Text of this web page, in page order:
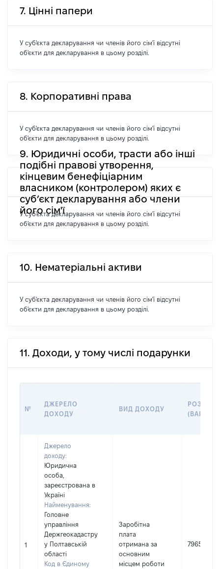
7. Цінні папери
У суб'єкта декларування чи членів його сім'ї відсутні
об'єкти для декларування в цьому розділі.
8. Корпоративні права
У суб'єкта декларування чи членів його сім'ї відсутні
об'єкти для декларування в цьому розділі.
9. Юридичні особи, трасти або інші
подібні правові утворення,
кінцевим бенефіціарним
власником (контролером) яких є
суб’єкт декларування або члени
його сім'ї
У суб'єкта декларування чи членів його сім'ї відсутні
об'єкти для декларування в цьому розділі.
10. Нематеріальні активи
У суб'єкта декларування чи членів його сім'ї відсутні
об'єкти для декларування в цьому розділі.
11. Доходи, у тому числі подарунки
№
ДЖЕРЕЛО
ДОХОДУ
ВИД ДОХОДУ
РОЗМІР
1
Джерело
доходу:
Юридична
особа,
зареєстрована в
Україні
Найменування:
Головне
управління
Держгеокадастру
у Полтавській
області
Код в Єдиному
Заробітна
плата
отримана за
основним
місцем роботи
79652